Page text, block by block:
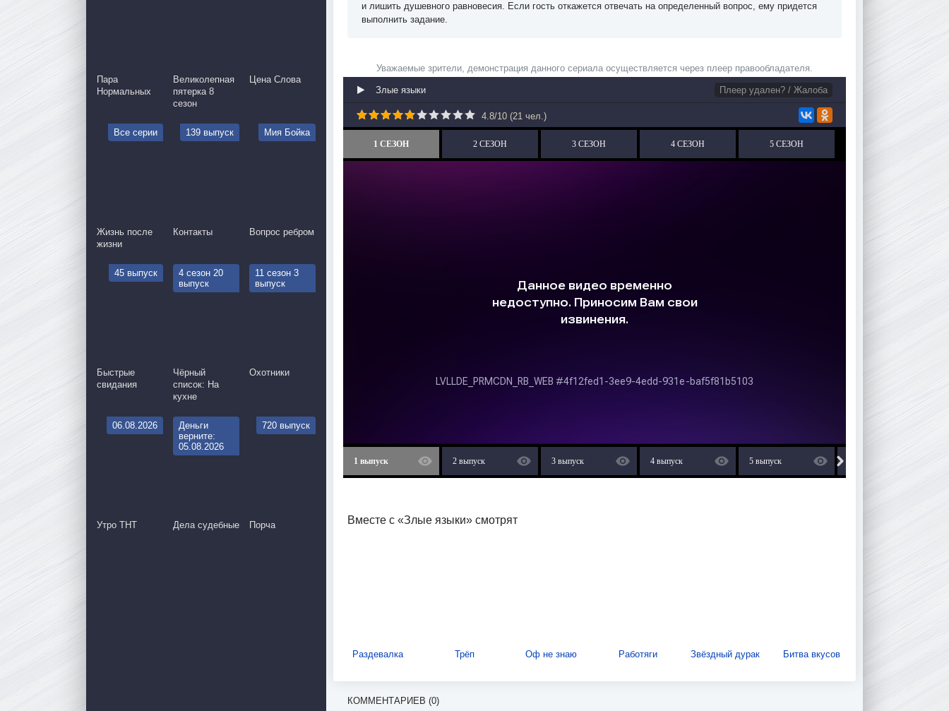
и лишить душевного равновесия. Если гость откажется отвечать на определенный вопрос, ему придется
выполнить задание.
Уважаемые зрители, демонстрация данного сериала осуществляется через плеер правообладателя.
Злые языки Плеер удален? / Жалоба
4.8/10 (21 чел.)
1 СЕЗОН 2 СЕЗОН 3 СЕЗОН 4 СЕЗОН 5 СЕЗОН
1 выпуск 2 выпуск 3 выпуск 4 выпуск 5 выпуск
Вместе с «Злые языки» смотрят
Раздевалка Трёп Оф не знаю Работяги Звёздный дурак Битва вкусов
КОММЕНТАРИЕВ (0)
Пара
Нормальных
Великолепная
пятерка 8
сезон
Цена Слова
Все серии
Жизнь после
жизни
139 выпуск
Контакты
Мия Бойка
Вопрос ребром
45 выпуск
Быстрые
свидания
4 сезон 20
выпуск
Чёрный
список: На
кухне
11 сезон 3
выпуск
Охотники
06.08.2026
Утро ТНТ
Деньги
верните:
05.08.2026
Дела судебные
720 выпуск
Порча